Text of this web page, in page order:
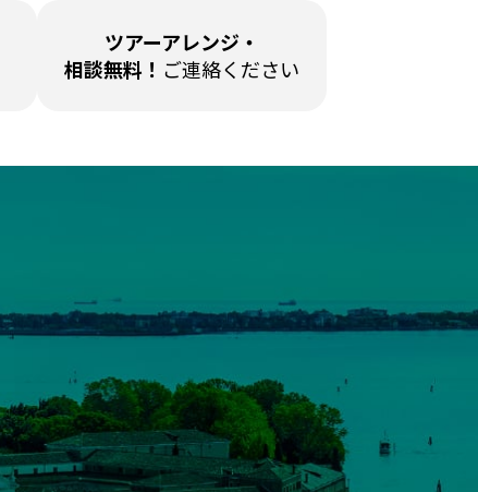
ツアーアレンジ・
相談無料！ ご連絡ください